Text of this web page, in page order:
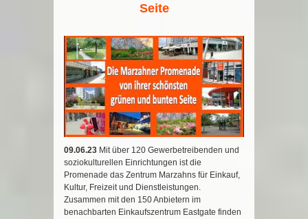
Seite
09.06.23 Mit über 120 Gewerbetreibenden und
soziokulturellen Einrichtungen ist die
Promenade das Zentrum Marzahns für Einkauf,
Kultur, Freizeit und Dienstleistungen.
Zusammen mit den 150 Anbietern im
benachbarten Einkaufszentrum Eastgate finden